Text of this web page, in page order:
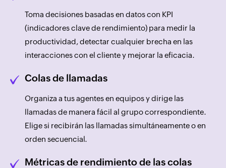
Toma decisiones basadas en datos con KPI
(indicadores clave de rendimiento) para medir la
productividad, detectar cualquier brecha en las
interacciones con el cliente y mejorar la eficacia.
Colas de llamadas
Organiza a tus agentes en equipos y dirige las
llamadas de manera fácil al grupo correspondiente.
Elige si recibirán las llamadas simultáneamente o en
orden secuencial.
Métricas de rendimiento de las colas